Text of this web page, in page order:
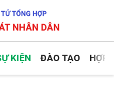
KIỆN ĐÀO TẠO HỢP